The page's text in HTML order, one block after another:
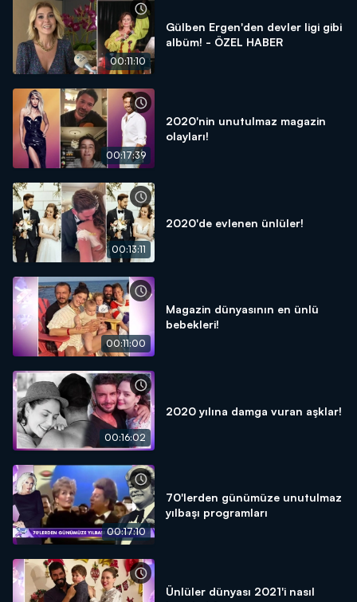
00:11:10
Gülben Ergen'den devler ligi gibi
albüm! - ÖZEL HABER
00:17:39
2020'nin unutulmaz magazin
olayları!
00:13:11
2020'de evlenen ünlüler!
00:11:00
Magazin dünyasının en ünlü
bebekleri!
00:16:02
2020 yılına damga vuran aşklar!
00:17:10
70'lerden günümüze unutulmaz
yılbaşı programları
Ünlüler dünyası 2021'i nasıl